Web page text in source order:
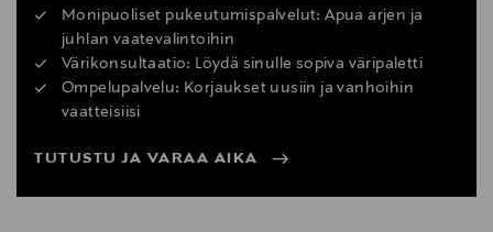
Monipuoliset pukeutumispalvelut: Apua arjen ja
juhlan vaatevalintoihin
Värikonsultaatio: Löydä sinulle sopiva väripaletti
Ompelupalvelu: Korjaukset uusiin ja vanhoihin
vaatteisiisi
TUTUSTU JA VARAA AIKA